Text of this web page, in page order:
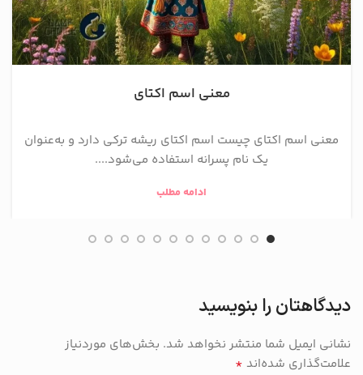
معنی اسم اکتای
معنی اسم اکتای چیست اسم اکتای ریشه ترکی دارد و به‌عنوان
یک نام پسرانه استفاده می‌شود....
ادامه مطلب
دیدگاهتان را بنویسید
نشانی ایمیل شما منتشر نخواهد شد. بخش‌های موردنیاز
علامت‌گذاری شده‌اند *